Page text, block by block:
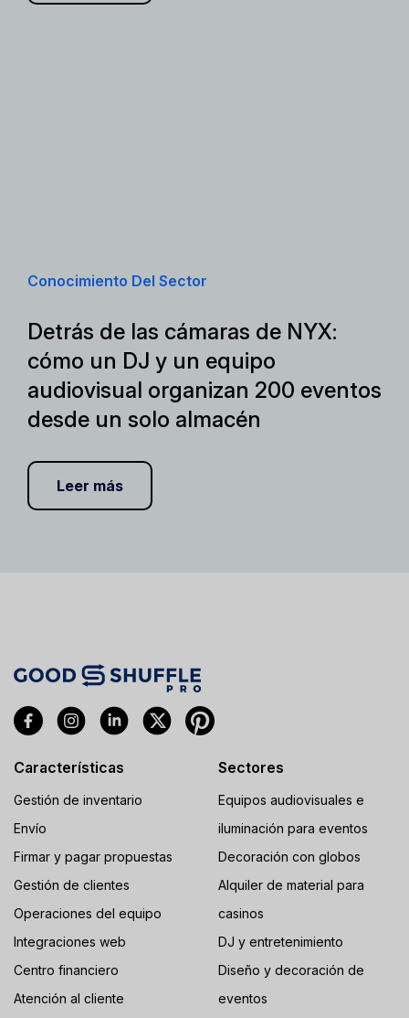
Conocimiento Del Sector
Detrás de las cámaras de NYX:
cómo un DJ y un equipo
audiovisual organizan 200 eventos
desde un solo almacén
Leer más
Características
Gestión de inventario
Envío
Firmar y pagar propuestas
Gestión de clientes
Operaciones del equipo
Integraciones web
Centro financiero
Atención al cliente
Sectores
Equipos audiovisuales e
iluminación para eventos
Decoración con globos
Alquiler de material para
casinos
DJ y entretenimiento
Diseño y decoración de
eventos